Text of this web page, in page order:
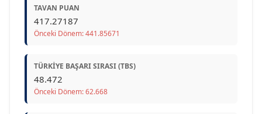
TAVAN PUAN
417.27187
Önceki Dönem: 441.85671
TÜRKIYE BAŞARI SIRASI (TBS)
48.472
Önceki Dönem: 62.668